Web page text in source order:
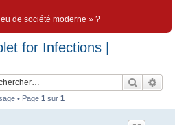
de société moderne » ?
for Infections |
• Page 1 sur 1